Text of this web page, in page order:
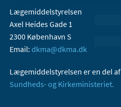
Lægemiddelstyrelsen
Axel Heides Gade 1
2300 København S
Email: dkma@dkma.dk
Lægemiddelstyrelsen er en del af
Sundheds- og Kirkeministeriet.